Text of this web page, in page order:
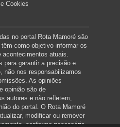
Cookies
no portal Rota Mamoré são
como objetivo informar os
atuais.
para garantir a precisão e
não nos responsabilizamos
As opiniões
opinião são de
autores e não refletem,
do portal. O Rota Mamoré
modificar ou remover
conforme necessário.